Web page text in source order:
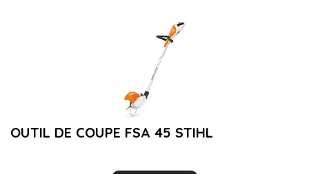
OUTIL DE COUPE FSA 45 STIHL